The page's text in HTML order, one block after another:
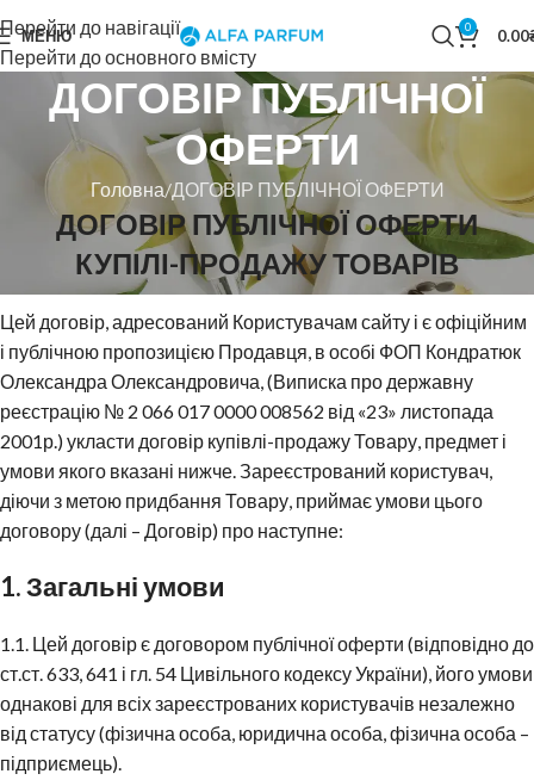
Перейти до навігації
Перейти до основного вмісту
МЕНЮ 0 0.00
ДОГОВІР ПУБЛІЧНОЇ
ОФЕРТИ
Головна ДОГОВІР ПУБЛІЧНОЇ ОФЕРТИ
ДОГОВІР ПУБЛІЧНОЇ ОФЕРТИ
КУПІЛІ-ПРОДАЖУ ТОВАРІВ
Цей договір, адресований Користувачам сайту і є офіційним
і публічною пропозицією Продавця, в особі ФОП Кондратюк
Олександра Олександровича, (Виписка про державну
реєстрацію № 2 066 017 0000 008562 від «23» листопада
2001р.) укласти договір купівлі-продажу Товару, предмет і
умови якого вказані нижче. Зареєстрований користувач,
діючи з метою придбання Товару, приймає умови цього
договору (далі – Договір) про наступне:
1. Загальні умови
1.1. Цей договір є договором публічної оферти (відповідно до
ст.ст. 633, 641 і гл. 54 Цивільного кодексу України), його умови
однакові для всіх зареєстрованих користувачів незалежно
від статусу (фізична особа, юридична особа, фізична особа –
підприємець).